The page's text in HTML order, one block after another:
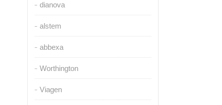
dianova
alstem
abbexa
Worthington
Viagen